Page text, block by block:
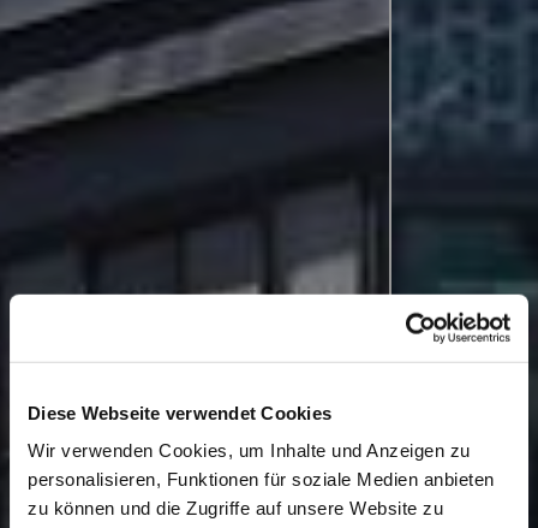
Diese Webseite verwendet Cookies
Wir verwenden Cookies, um Inhalte und Anzeigen zu
personalisieren, Funktionen für soziale Medien anbieten
zu können und die Zugriffe auf unsere Website zu